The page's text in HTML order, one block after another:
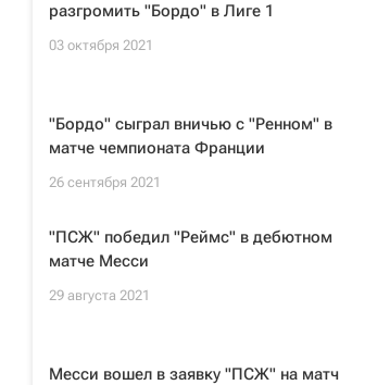
разгромить "Бордо" в Лиге 1
03 октября 2021
"Бордо" сыграл вничью с "Ренном" в
матче чемпионата Франции
26 сентября 2021
"ПСЖ" победил "Реймс" в дебютном
матче Месси
29 августа 2021
Месси вошел в заявку "ПСЖ" на матч